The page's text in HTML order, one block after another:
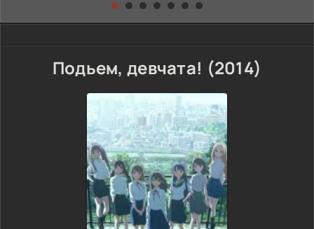
Подьем, девчата! (2014)